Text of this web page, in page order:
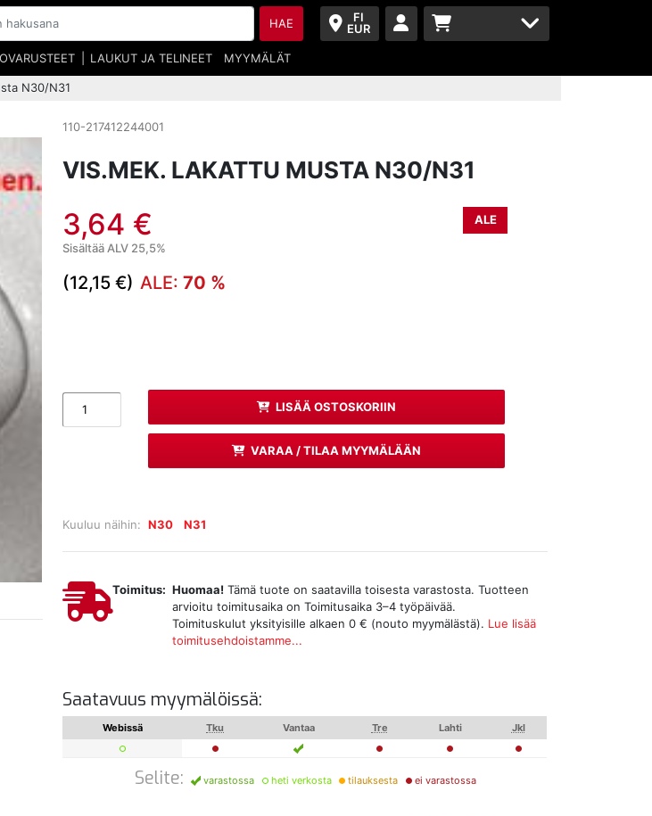
FI
EUR
HAE
LAUKUT JA TELINEET MYYMÄLÄT
N30/N31
110-217412244001
VIS.MEK. LAKATTU MUSTA N30/N31
3,64 €
ALE
Sisältää ALV 25,5%
(12,15 €) ALE: 70 %
LISÄÄ OSTOSKORIIN
VARAA / TILAA MYYMÄLÄÄN
Kuuluu näihin: N30 N31
Toimitus: Huomaa! Tämä tuote on saatavilla toisesta varastosta. Tuotteen
arvioitu toimitusaika on Toimitusaika 3–4 työpäivää.
Toimituskulut yksityisille alkaen 0 € (nouto myymälästä). Lue lisää
toimitusehdoistamme...
Saatavuus myymälöissä:
Webissä Tku Vantaa Tre Lahti Jkl
Selite: varastossa heti verkosta tilauksesta ei varastossa